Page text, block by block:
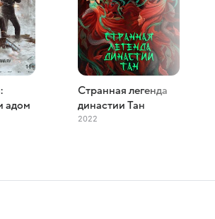
адом
Странная легенда
династии Тан
2022